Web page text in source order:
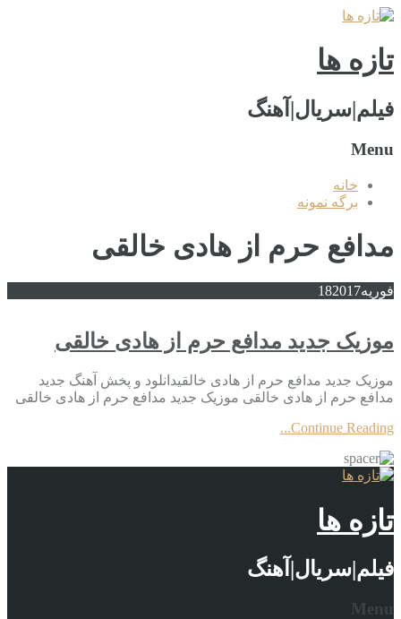
تازه ها
فیلم|سریال|آهنگ
Menu
خانه
برگه نمونه
مدافع حرم از هادی خالقی
فوریه 182017
موزیک جدید مدافع حرم از هادی خالقی
موزیک جدید مدافع حرم از هادی خالقیدانلود و پخش آهنگ جدید
مدافع حرم از هادی خالقی موزیک جدید مدافع حرم از هادی خالقی
Continue Reading...
تازه ها
فیلم|سریال|آهنگ
Menu